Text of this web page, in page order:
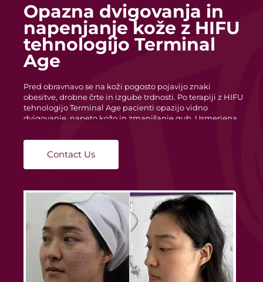
HIFU tehnologija
Terminal Age: pred in
po osvežitvi kože
Pred obravnavo se koža lahko zdi ohlapna, z
obravnavi postane koža trdnejša, gladka in bolj
oblikovana. HIFU tehnologija Terminal Age natančno
usmerja ultrazvočno energijo v ciljne plasti kože, s čimer
Contact Us